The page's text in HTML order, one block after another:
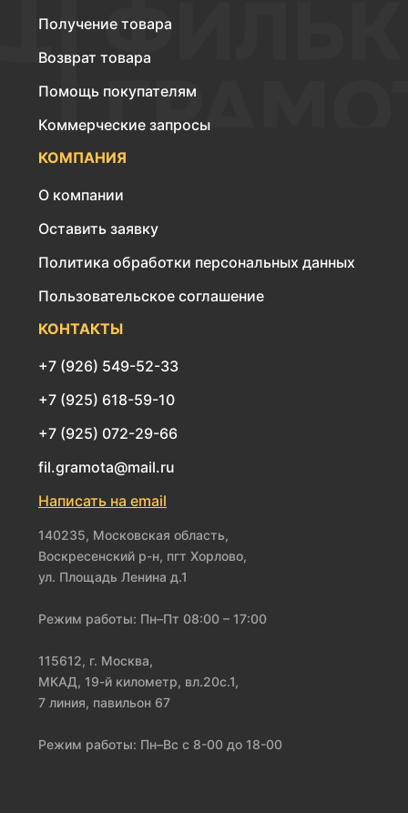
Получение товара
Возврат товара
Помощь покупателям
Коммерческие запросы
КОМПАНИЯ
О компании
Оставить заявку
Политика обработки персональных данных
Пользовательское соглашение
КОНТАКТЫ
+7 (926) 549-52-33
+7 (925) 618-59-10
+7 (925) 072-29-66
fil.gramota@mail.ru
Написать на email
140235, Московская область,
Воскресенский р-н, пгт Хорлово,
ул. Площадь Ленина д.1
Режим работы: Пн–Пт 08:00 – 17:00
115612, г. Москва,
МКАД, 19-й километр, вл.20с.1,
7 линия, павильон 67
Режим работы: Пн–Вс с 8-00 до 18-00